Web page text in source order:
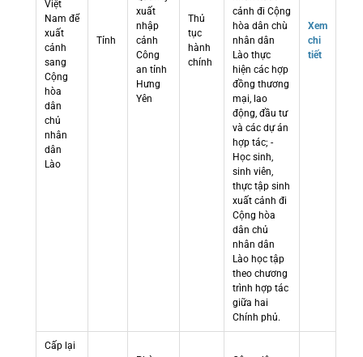
Việt
Nam để
xuất
cảnh
sang
Cộng
hòa
dân
chủ
nhân
dân
Lào
Tỉnh
xuất
nhập
cảnh
Công
an tỉnh
Hưng
Yên
Thủ
tục
hành
chính
cảnh đi Cộng
hòa dân chù
nhân dân
Lào thực
hiện các hợp
đồng thương
mại, lao
động, đầu tư
và các dự án
hợp tác; -
Học sinh,
sinh viên,
thực tập sinh
xuất cảnh đi
Cộng hòa
dân chủ
nhân dân
Lào học tập
theo chương
trình hợp tác
giữa hai
Chính phủ.
Xem
chi
tiết
Cấp lại